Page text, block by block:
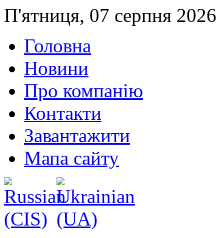
П'ятниця, 07 серпня 2026
Головна
Новини
Про компанію
Контакти
Завантажити
Мапа сайту